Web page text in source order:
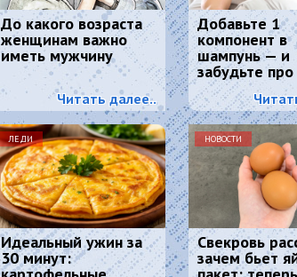
До какого возраста
женщинам важно
иметь мужчину
Читать далее..
Добавьте 1
компонент в
шампунь — и
забудьте
к колористу
больше не
ЛЕДИ
Идеальный ужин за
30 минут:
НОВОСТИ
Свекровь
зачем бьет